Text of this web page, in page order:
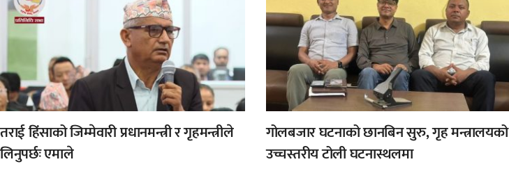
तराई हिंसाको जिम्मेवारी प्रधानमन्त्री र गृहमन्त्रीले
लिनुपर्छः एमाले
गोलबजार घटनाको छानबिन सुरु, गृह मन्त्रालयको
उच्चस्तरीय टोली घटनास्थलमा